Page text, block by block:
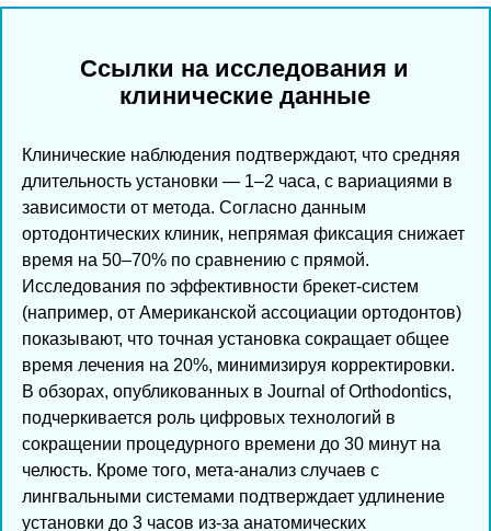
Ссылки на исследования и
клинические данные
Клинические наблюдения подтверждают, что средняя
длительность установки — 1–2 часа, с вариациями в
зависимости от метода. Согласно данным
ортодонтических клиник, непрямая фиксация снижает
время на 50–70% по сравнению с прямой.
Исследования по эффективности брекет-систем
(например, от Американской ассоциации ортодонтов)
показывают, что точная установка сокращает общее
время лечения на 20%, минимизируя корректировки.
В обзорах, опубликованных в Journal of Orthodontics,
подчеркивается роль цифровых технологий в
сокращении процедурного времени до 30 минут на
челюсть. Кроме того, мета-анализ случаев с
лингвальными системами подтверждает удлинение
установки до 3 часов из-за анатомических